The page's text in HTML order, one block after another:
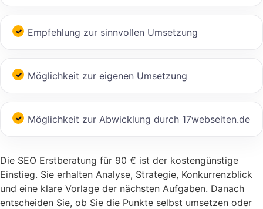
Empfehlung zur sinnvollen Umsetzung
Möglichkeit zur eigenen Umsetzung
Möglichkeit zur Abwicklung durch 17webseiten.de
Die SEO Erstberatung für 90 € ist der kostengünstige
Einstieg. Sie erhalten Analyse, Strategie, Konkurrenzblick
und eine klare Vorlage der nächsten Aufgaben. Danach
entscheiden Sie, ob Sie die Punkte selbst umsetzen oder